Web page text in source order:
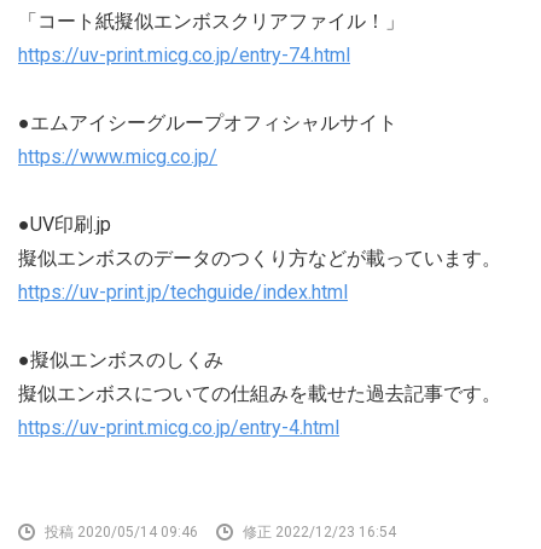
「コート紙擬似エンボスクリアファイル！」
https://uv-print.micg.co.jp/entry-74.html
●エムアイシーグループオフィシャルサイト
https://www.micg.co.jp/
●UV印刷.jp
擬似エンボスのデータのつくり方などが載っています。
https://uv-print.jp/techguide/index.html
●擬似エンボスのしくみ
擬似エンボスについての仕組みを載せた過去記事です。
https://uv-print.micg.co.jp/entry-4.html
投稿 2020/05/14 09:46 修正 2022/12/23 16:54